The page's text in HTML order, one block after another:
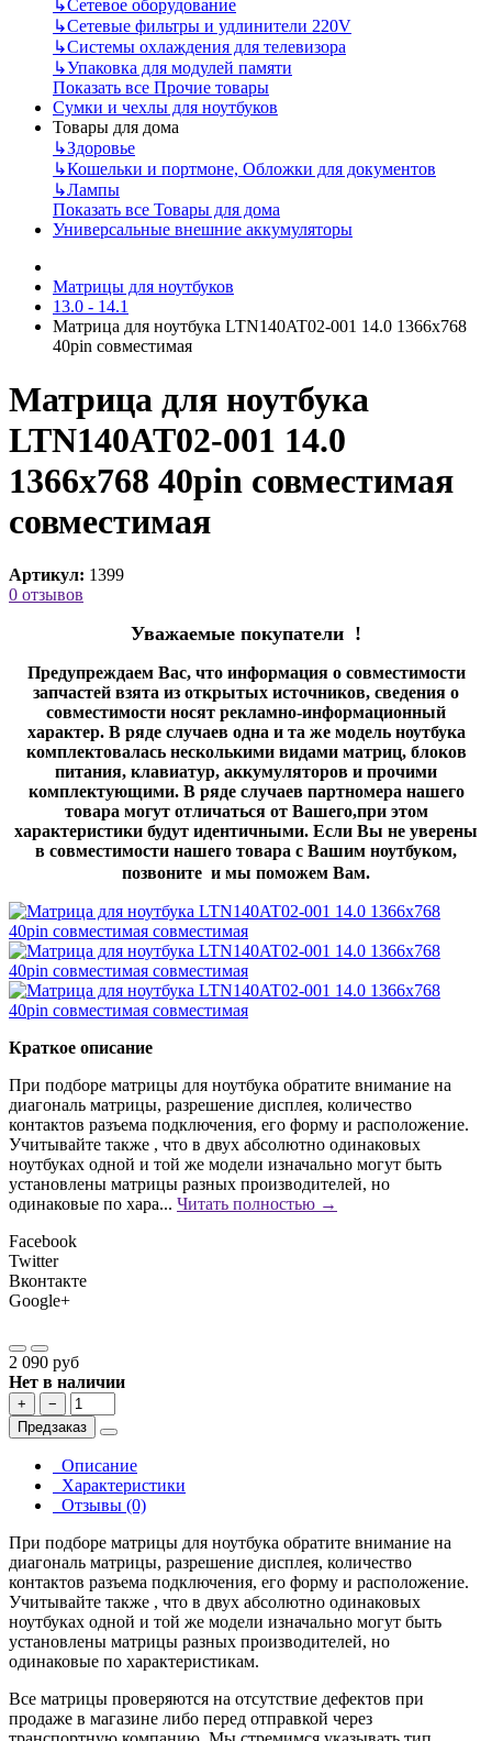
↳Сетевое оборудование
↳Сетевые фильтры и удлинители 220V
↳Системы охлаждения для телевизора
↳Упаковка для модулей памяти
Показать все Прочие товары
Сумки и чехлы для ноутбуков
Товары для дома
↳Здоровье
↳Кошельки и портмоне, Обложки для документов
↳Лампы
Показать все Товары для дома
Универсальные внешние аккумуляторы
Матрицы для ноутбуков
13.0 - 14.1
Матрица для ноутбука LTN140AT02-001 14.0 1366x768
40pin cовместимая
Матрица для ноутбука
LTN140AT02-001 14.0
1366x768 40pin совместимая
cовместимая
Артикул: 1399
0 отзывов
Уважаемые покупатели !
Предупреждаем Вас, что информация о совместимости
запчастей взята из открытых источников, сведения о
совместимости носят рекламно-информационный
характер. В ряде случаев одна и та же модель ноутбука
комплектовалась несколькими видами матриц, блоков
питания, клавиатур, аккумуляторов и прочими
комплектующими. В ряде случаев партномера нашего
товара могут отличаться от Вашего,при этом
характеристики будут идентичными. Если Вы не уверены
в совместимости нашего товара с Вашим ноутбуком,
позвоните и мы поможем Вам.
Краткое описание
При подборе матрицы для ноутбука обратите внимание на
диагональ матрицы, разрешение дисплея, количество
контактов разъема подключения, его форму и расположение.
Учитывайте также , что в двух абсолютно одинаковых
ноутбуках одной и той же модели изначально могут быть
установлены матрицы разных производителей, но
одинаковые по хара... Читать полностью →
Facebook
Twitter
Вконтакте
Google+
2 090 руб
Нет в наличии
+
−
Предзаказ
Описание
Характеристики
Отзывы (0)
При подборе матрицы для ноутбука обратите внимание на
диагональ матрицы, разрешение дисплея, количество
контактов разъема подключения, его форму и расположение.
Учитывайте также , что в двух абсолютно одинаковых
ноутбуках одной и той же модели изначально могут быть
установлены матрицы разных производителей, но
одинаковые по характеристикам.
Все матрицы проверяются на отсутствие дефектов при
продаже в магазине либо перед отправкой через